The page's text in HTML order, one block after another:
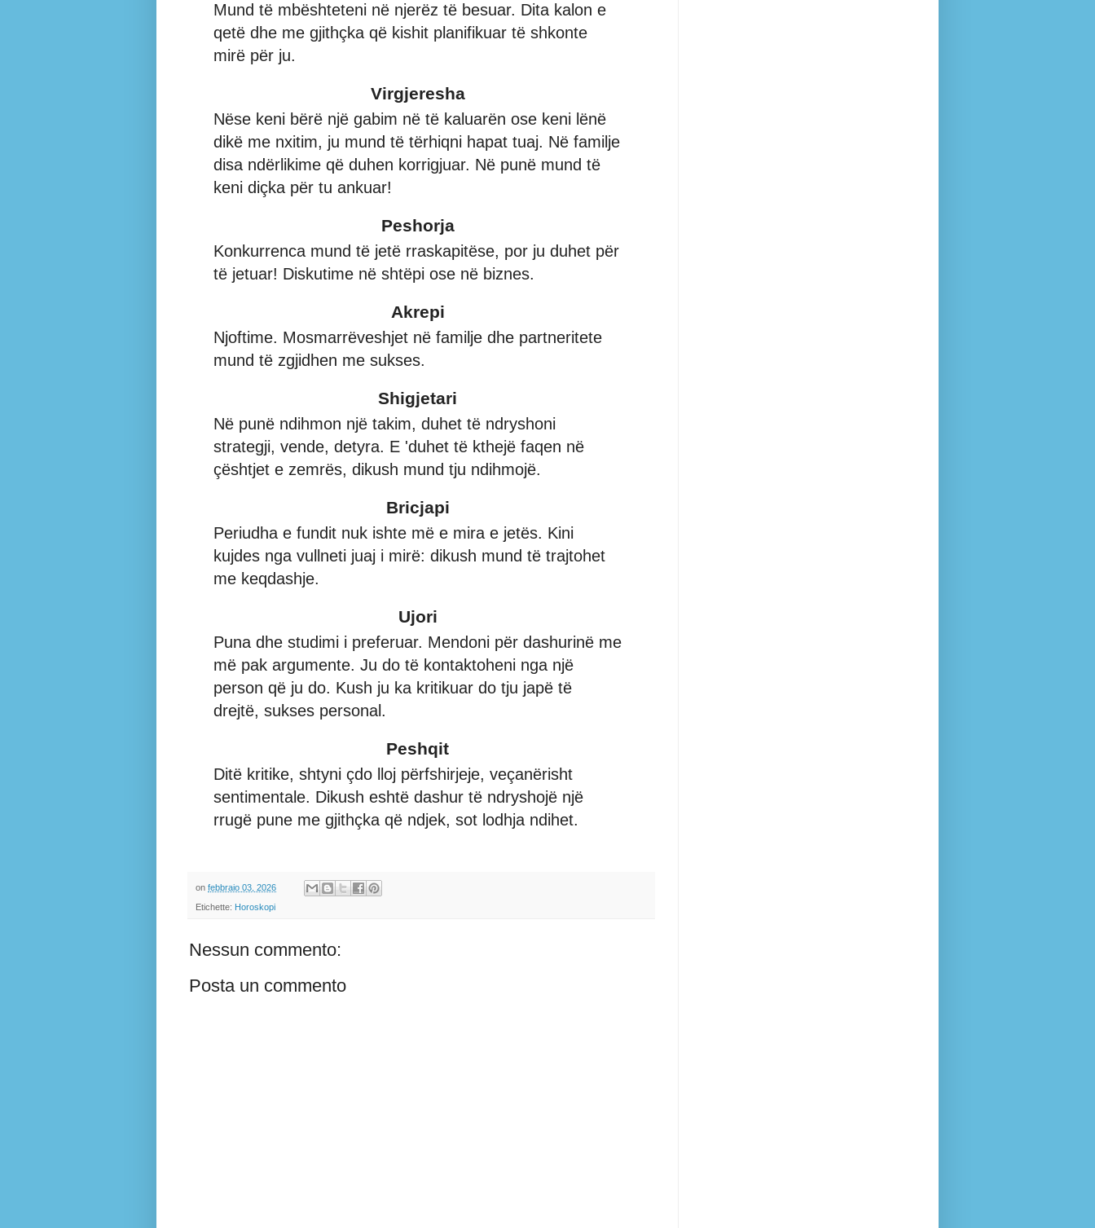
Mund të mbështeteni në njerëz të besuar. Dita kalon e
qetë dhe me gjithçka që kishit planifikuar të shkonte
mirë për ju.
Virgjeresha
Nëse keni bërë një gabim në të kaluarën ose keni lënë
dikë me nxitim, ju mund të tërhiqni hapat tuaj. Në familje
disa ndërlikime që duhen korrigjuar. Në punë mund të
keni diçka për tu ankuar!
Peshorja
Konkurrenca mund të jetë rraskapitëse, por ju duhet për
të jetuar! Diskutime në shtëpi ose në biznes.
Akrepi
Njoftime. Mosmarrëveshjet në familje dhe partneritete
mund të zgjidhen me sukses.
Shigjetari
Në punë ndihmon një takim, duhet të ndryshoni
strategji, vende, detyra. E 'duhet të kthejë faqen në
çështjet e zemrës, dikush mund tju ndihmojë.
Bricjapi
Periudha e fundit nuk ishte më e mira e jetës. Kini
kujdes nga vullneti juaj i mirë: dikush mund të trajtohet
me keqdashje.
Ujori
Puna dhe studimi i preferuar. Mendoni për dashurinë me
më pak argumente. Ju do të kontaktoheni nga një
person që ju do. Kush ju ka kritikuar do tju japë të
drejtë, sukses personal.
Peshqit
Ditë kritike, shtyni çdo lloj përfshirjeje, veçanërisht
sentimentale. Dikush eshtë dashur të ndryshojë një
rrugë pune me gjithçka që ndjek, sot lodhja ndihet.
on febbraio 03, 2026
Etichette: Horoskopi
Nessun commento:
Posta un commento